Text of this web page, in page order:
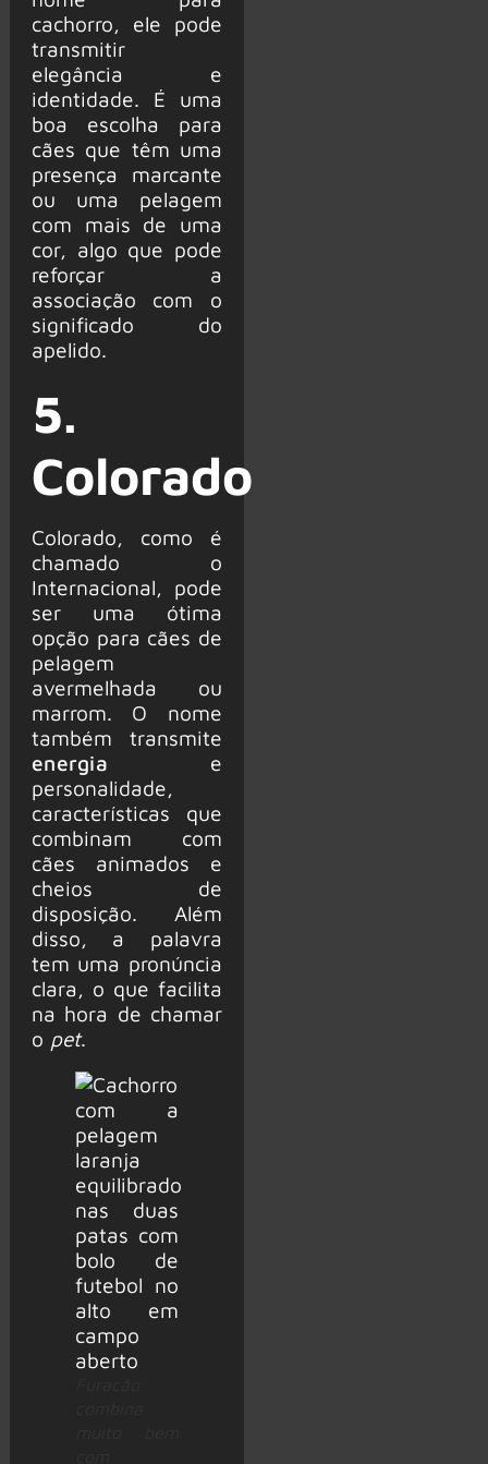
cachorro, ele pode
transmitir
elegância e
identidade. É uma
boa escolha para
cães que têm uma
presença marcante
ou uma pelagem
com mais de uma
cor, algo que pode
reforçar a
associação com o
significado do
apelido.
5.
Colorado
Colorado, como é
chamado o
Internacional, pode
ser uma ótima
opção para cães de
pelagem
avermelhada ou
marrom. O nome
também transmite
energia e
personalidade,
características que
combinam com
cães animados e
cheios de
disposição. Além
disso, a palavra
tem uma pronúncia
clara, o que facilita
na hora de chamar
o pet.